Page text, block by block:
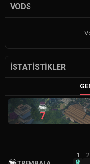
VODS
İSTATISTIKLER
7
1 2